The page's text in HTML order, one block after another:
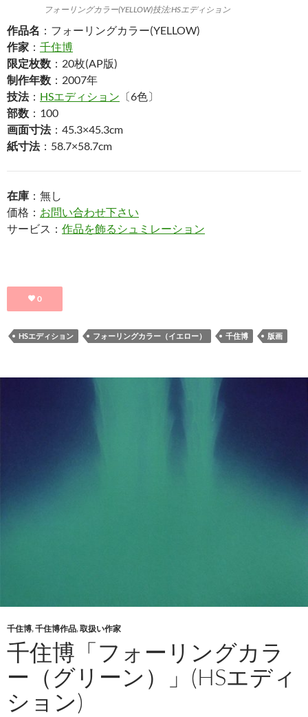
フォーリングカラー(YELLOW)技法:HSエディション
作品名 ：フォーリングカラー(YELLOW)
作家 ： 千住博
限定枚数 ：20枚(AP版)
制作年数 ：2007年
技法： HSエディション 〔6色〕
部数 ：100
画面寸法：45.3×45.3cm
紙寸法：58.7×58.7cm
在庫 ：無し
価格： お問い合わせ下さい
サービス： 作品を飾るシュミレーション
0
HSエディション フォーリングカラー（イエロー） 千住博 版画
千住博,千住博作品,取扱い作家
千住博「フォーリングカラ
ー（グリーン）」(HSエディ
ション)